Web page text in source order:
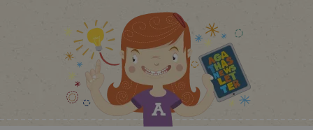
product_filter_remember www.agathaswelt.de
_sp_ses.ab3e
www.agathaswelt.de
CookieScriptConsent
www.agathaswelt.de